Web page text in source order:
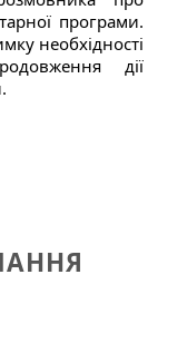
програми.
необхідності
дії